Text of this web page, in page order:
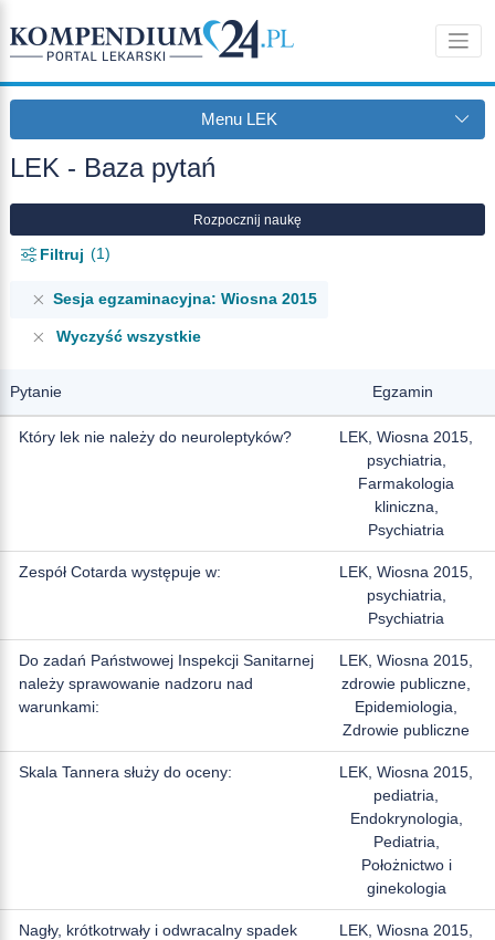
Menu LEK
LEK - Baza pytań
Filtruj 1
Rozpocznij naukę
Sesja egzaminacyjna: Wiosna 2015
Wyczyść wszystkie
Pytanie Egzamin
Który lek nie należy do neuroleptyków?
LEK, Wiosna 2015,
psychiatria,
Farmakologia
kliniczna,
Psychiatria
Zespół Cotarda występuje w:
LEK, Wiosna 2015,
psychiatria,
Psychiatria
Do zadań Państwowej Inspekcji Sanitarnej
należy sprawowanie nadzoru nad
warunkami:
LEK, Wiosna 2015,
zdrowie publiczne,
Epidemiologia,
Zdrowie publiczne
Skala Tannera służy do oceny:
LEK, Wiosna 2015,
pediatria,
Endokrynologia,
Pediatria,
Położnictwo i
ginekologia
Nagły, krótkotrwały i odwracalny spadek
LEK, Wiosna 2015,